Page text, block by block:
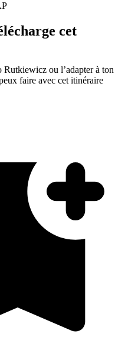
cet
ou l’adapter à ton
faire avec cet itinéraire